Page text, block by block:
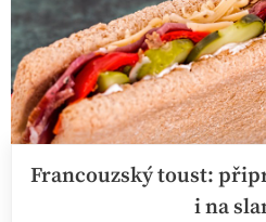
Francouzský toust:
i na